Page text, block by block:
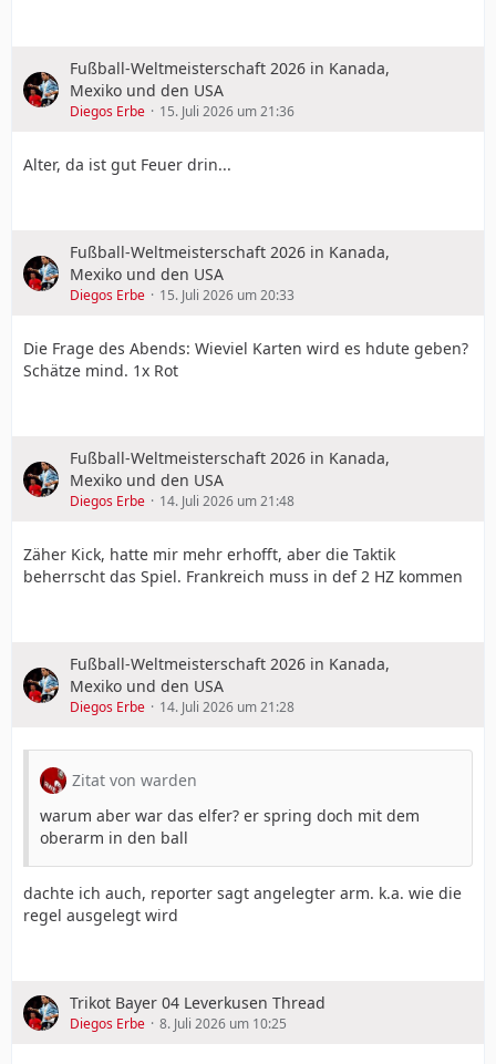
Fußball-Weltmeisterschaft 2026 in Kanada,
Mexiko und den USA
Diegos Erbe 15. Juli 2026 um 21:36
Alter, da ist gut Feuer drin...
Fußball-Weltmeisterschaft 2026 in Kanada,
Mexiko und den USA
Diegos Erbe 15. Juli 2026 um 20:33
Die Frage des Abends: Wieviel Karten wird es hdute geben?
Schätze mind. 1x Rot
Fußball-Weltmeisterschaft 2026 in Kanada,
Mexiko und den USA
Diegos Erbe 14. Juli 2026 um 21:48
Zäher Kick, hatte mir mehr erhofft, aber die Taktik
beherrscht das Spiel. Frankreich muss in def 2 HZ kommen
Fußball-Weltmeisterschaft 2026 in Kanada,
Mexiko und den USA
Diegos Erbe 14. Juli 2026 um 21:28
Zitat von warden
warum aber war das elfer? er spring doch mit dem
oberarm in den ball
dachte ich auch, reporter sagt angelegter arm. k.a. wie die
regel ausgelegt wird
Trikot Bayer 04 Leverkusen Thread
Diegos Erbe 8. Juli 2026 um 10:25